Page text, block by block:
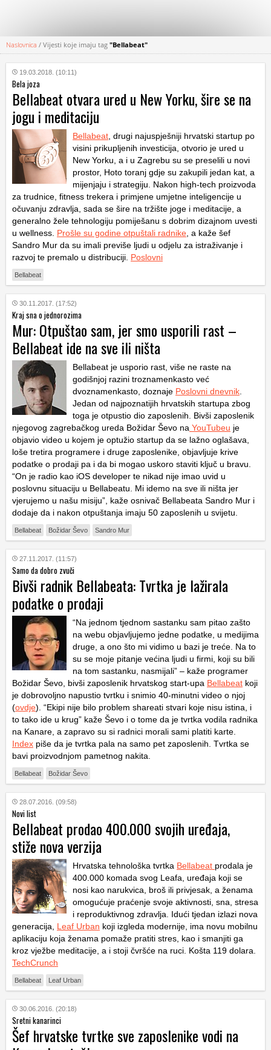
KATEGORIJE
HRVATSKI
WEB
Naslovnica / Vijesti koje imaju tag "Bellabeat"
19.03.2018. (10:11)
Bela joza
Bellabeat otvara ured u New Yorku, šire se na
jogu i meditaciju
Bellabeat , drugi najuspješniji hrvatski startup po
visini prikupljenih investicija, otvorio je ured u
New Yorku, a i u Zagrebu su se preselili u novi
prostor, Hoto toranj gdje su zakupili jedan kat, a
mijenjaju i strategiju. Nakon high-tech proizvoda
za trudnice, fitness trekera i primjene umjetne inteligencije u
očuvanju zdravlja, sada se šire na tržište joge i meditacije, a
generalno žele tehnologiju pomiješanu s dobrim dizajnom uvesti
u wellness. Prošle su godine otpuštali radnike , a kaže šef
Sandro Mur da su imali previše ljudi u odjelu za istraživanje i
razvoj te premalo u distribuciji. Poslovni
Bellabeat
30.11.2017. (17:52)
Kraj sna o jednorozima
Mur: Otpuštao sam, jer smo usporili rast –
Bellabeat ide na sve ili ništa
Bellabeat je usporio rast, više ne raste na
godišnjoj razini troznamenkasto već
dvoznamenkasto, doznaje Poslovni dnevnik
Jedan od najpoznatijih hrvatskih startupa zbog
toga je otpustio dio zaposlenih. Bivši zaposlenik
njegovog zagrebačkog ureda Božidar Ševo na YouTubeu je
objavio video u kojem je optužio startup da se lažno oglašava,
loše tretira programere i druge zaposlenike, objavljuje krive
podatke o prodaji pa i da bi mogao uskoro staviti ključ u bravu.
“On je radio kao iOS developer te nikad nije imao uvid u
poslovnu situaciju u Bellabeatu. Mi idemo na sve ili ništa jer
vjerujemo u našu misiju”, kaže osnivač Bellabeata Sandro Mur i
dodaje da i nakon otpuštanja imaju 50 zaposlenih u svijetu.
Bellabeat Božidar Ševo Sandro Mur
27.11.2017. (11:57)
Samo da dobro zvuči
Bivši radnik Bellabeata: Tvrtka je lažirala
podatke o prodaji
“Na jednom tjednom sastanku sam pitao zašto
na webu objavljujemo jedne podatke, u medijima
druge, a ono što mi vidimo u bazi je treće. Na to
su se moje pitanje većina ljudi u firmi, koji su bili
na tom sastanku, nasmijali” – kaže programer
Božidar Ševo, bivši zaposlenik hrvatskog start-upa Bellabeat koji
je dobrovoljno napustio tvrtku i snimio 40-minutni video o njoj
(ovdje). “Ekipi nije bilo problem shareati stvari koje nisu istina, i
to tako ide u krug” kaže Ševo i o tome da je tvrtka vodila radnika
na Kanare, a zapravo su si radnici morali sami platiti karte.
Index piše da je tvrtka pala na samo pet zaposlenih. Tvrtka se
bavi proizvodnjom pametnog nakita.
Bellabeat Božidar Ševo
28.07.2016. (09:58)
Novi list
Bellabeat prodao 400.000 svojih uređaja,
stiže nova verzija
Hrvatska tehnološka tvrtka Bellabeat prodala je
400.000 komada svog Leafa, uređaja koji se
nosi kao narukvica, broš ili privjesak, a ženama
omogućuje praćenje svoje aktivnosti, sna, stresa
i reproduktivnog zdravlja. Idući tjedan izlazi nova
generacija, Leaf Urban koji izgleda modernije, ima novu mobilnu
aplikaciju koja ženama pomaže pratiti stres, kao i smanjiti ga
kroz vježbe meditacije, a i stoji čvršće na ruci. Košta 119 dolara.
TechCrunch
Bellabeat Leaf Urban
30.06.2016. (20:18)
Sretni kanarinci
Šef hrvatske tvrtke sve zaposlenike vodi na